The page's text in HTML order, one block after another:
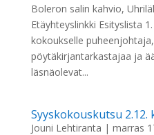
Boleron salin kahvio,
Etäyhteyslinkki Esityslista
kokoukselle
pöytäkirjantarkastajaa ja
läsnäolevat...
Syyskokouskutsu 2.12.
Jouni Lehtiranta | marras